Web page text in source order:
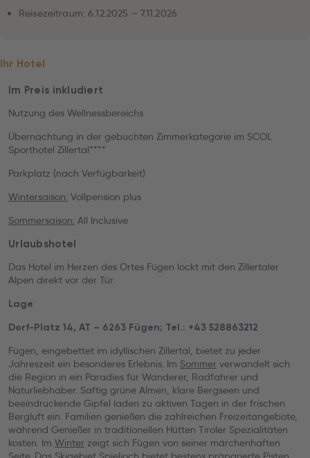
Reisezeitraum: 6.12.2025 – 7.11.2026
Ihr Hotel
Im Preis inkludiert
Nutzung des Wellnessbereichs
Übernachtung in der gebuchten Zimmerkategorie im SCOL
Sporthotel Zillertal****
Parkplatz (nach Verfügbarkeit)
Wintersaison: Vollpension plus
Sommersaison: All Inclusive
Urlaubshotel
Das Hotel im Herzen des Ortes Fügen lockt mit den Zillertaler
Alpen direkt vor der Tür.
Lage
Dorf-Platz 14, AT – 6263 Fügen; Tel.: +43 528863212
Fügen, eingebettet im idyllischen Zillertal, bietet zu jeder
Jahreszeit ein besonderes Erlebnis. Im Sommer verwandelt sich
die Region in ein Paradies für Wanderer, Radfahrer und
Naturliebhaber. Saftig grüne Almen, klare Bergseen und
beeindruckende Gipfel laden zu aktiven Tagen in der frischen
Bergluft ein. Familien genießen die zahlreichen Freizeitangebote,
während Genießer in traditionellen Hütten Tiroler Spezialitäten
kosten. Im Winter zeigt sich Fügen von seiner märchenhaften